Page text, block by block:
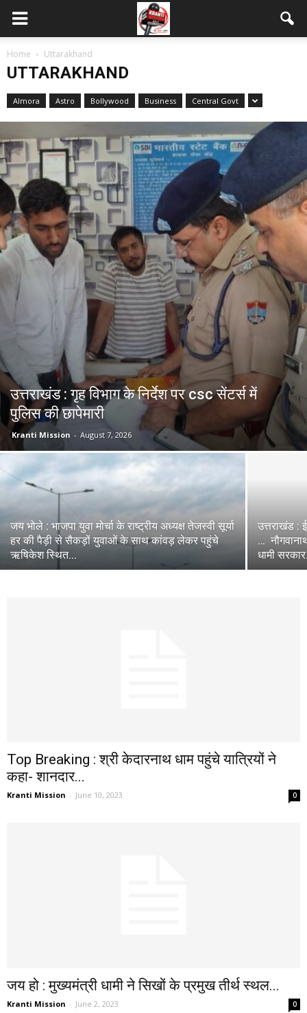
Home Uttarakhand
UTTARAKHAND
Almora Astro Bollywood Business Central Govt
उत्तराखंड : गृह विभाग के निर्देश पर csc सेंटर्स में
पुलिस की छापेमारी
Kranti Mission - August 7, 2026
जय भोले : भाजपा युवा मोर्चा के राष्ट्रीय अध्यक्ष तेजस्वी सूर्या
हर की पैड़ी से सैकड़ों युवाओं के साथ कांवड़ लेकर पहुंचे
ऋषिकेश स्थित...
उत्तराखंड :
…
धामी
Top Breaking : श्री केदारनाथ धाम पहुंचे यात्रियों ने
कहा- शानदार...
Kranti Mission - June 10, 2023 0
जय हो : मुख्यमंत्री धामी ने सिखों के प्रमुख तीर्थ स्थल...
Kranti Mission - June 2, 2023 0